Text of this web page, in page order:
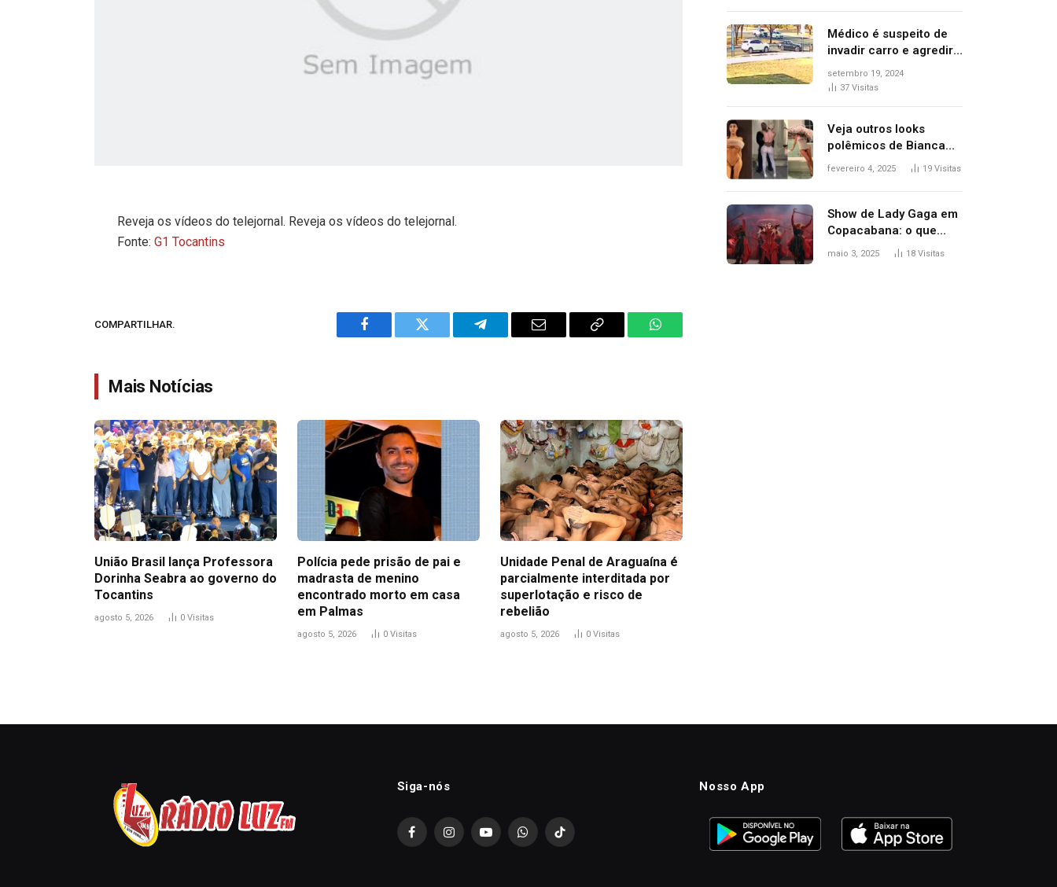
Reveja os vídeos do telejornal. Reveja os vídeos do telejornal.
Fonte:G1 Tocantins
COMPARTILHAR.
Facebook Twitter Telegram Email
Copy
WhatsApp
Mais Notícias
União Brasil lança Professora
Dorinha Seabra ao governo do
Tocantins
agosto 5, 2026 0 Visitas
Polícia pede prisão de pai e
madrasta de menino
encontrado morto em casa
em Palmas
agosto 5, 2026 0 Visitas
Unidade Penal de Araguaína é
parcialmente interditada por
superlotação e risco de
rebelião
agosto 5, 2026 0 Visitas
premiação
Médico é suspeito de
invadir carro e agredir
delegado aposentado
durante confusão no
setembro 19, 2024
37 Visitas
Veja outros looks
polêmicos de Bianca
Censori, esposa de
Grammy 2025
fevereiro 4, 2025 19 Visitas
Show de Lady Gaga em
Copacabana: o que
esperar, horários,
maio 3, 2025 18 Visitas
Siga-nós
FacebookInstagramYouTubeWhatsAppTikTok
Nosso App